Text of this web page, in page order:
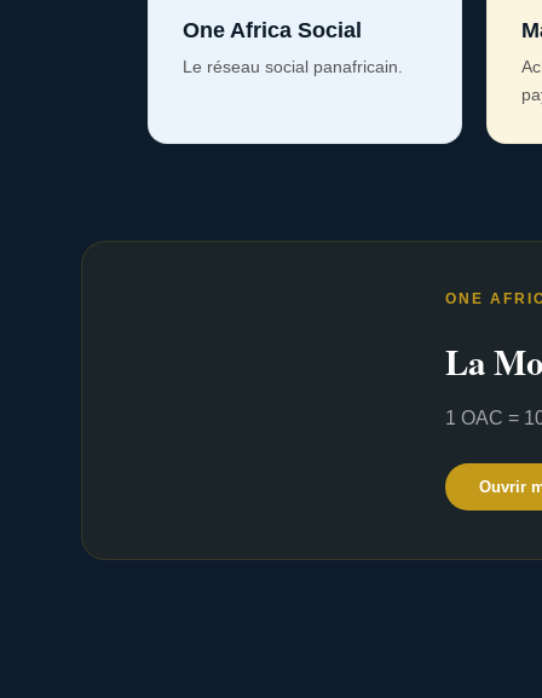
One Africa Social
Le réseau social panafricain.
ONE
La
1 OAC =
Ouvrir